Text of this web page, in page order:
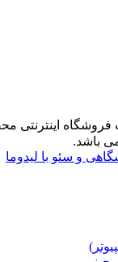
اینترنتی
باشد.
و سئو با لیدوما